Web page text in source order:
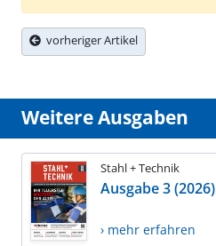
vorheriger Artikel
Weitere Ausgaben
Stahl + Technik
Ausgabe 3 (2026)
› mehr erfahren